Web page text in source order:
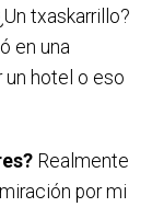
txaskarrillo?
en una
un hotel o eso
Realmente
por mi